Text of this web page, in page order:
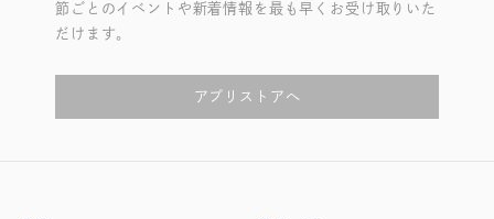
節ごとのイベントや新着情報を最も早くお受け取りいた
だけます。
アプリストアへ